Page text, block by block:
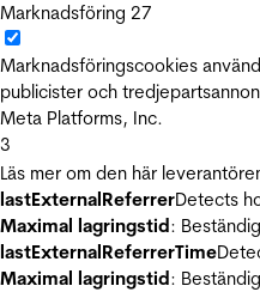
Marknadsföring 27
Marknadsföringscookies
publicister och
Meta Platforms, Inc.
3
Läs mer om den här
lastExternalReferrerDetects
Maximal lagringstid: Beständig
lastExternalReferrerTime
Maximal lagringstid: Beständig